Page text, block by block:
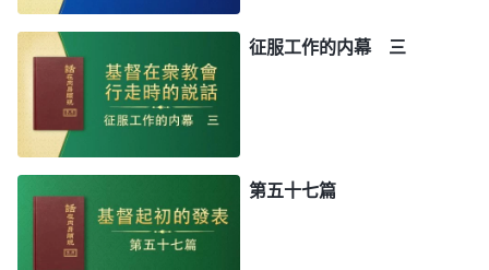
征服工作的内幕 三
第五十七篇